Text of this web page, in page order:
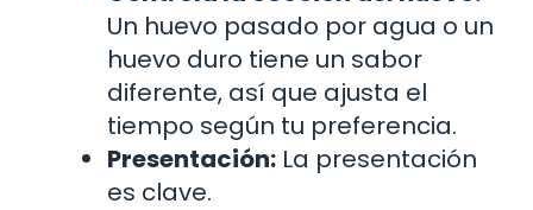
Un huevo pasado por agua o un
huevo duro tiene un sabor
diferente, así que ajusta el
tiempo según tu preferencia.
Presentación: La presentación
es clave.